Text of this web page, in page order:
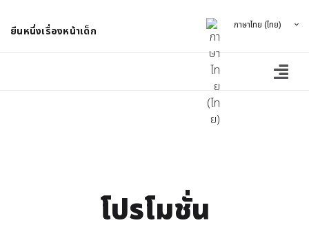
ยืนหนึ่งเรื่องหน้าเด็ก ภาษาไทย (ไทย)
โปรโมชั่น